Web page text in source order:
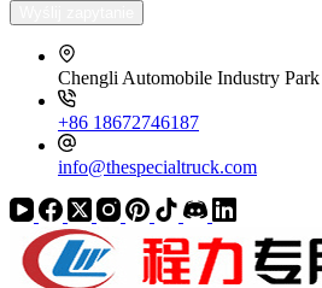
Chengli Automobile Industry Park
+86 18672746187
info@thespecialtruck.com